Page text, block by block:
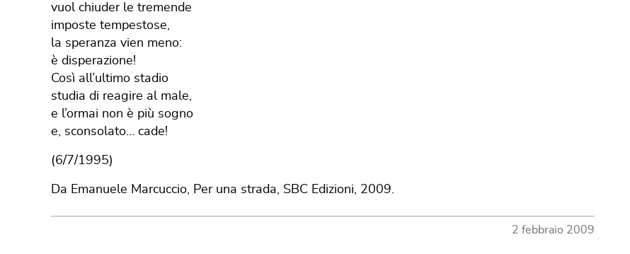
vuol chiuder le tremende
imposte tempestose,
la speranza vien meno:
è disperazione!
Così all’ultimo stadio
studia di reagire al male,
e l’ormai non è più sogno
e, sconsolato… cade!
(6/7/1995)
Da Emanuele Marcuccio, Per una strada, SBC Edizioni, 2009.
2 febbraio 2009